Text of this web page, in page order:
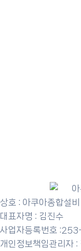
상호 : 아쿠아종합설비
대표자명 : 김진수
사업자등록번호
개인정보책임관리자 :